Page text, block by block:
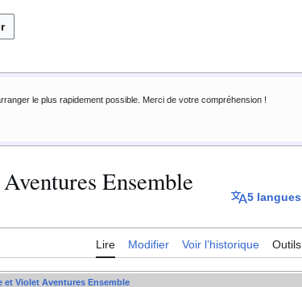
le plus rapidement possible. Merci de votre compréhension !
Ensemble
5 langues
Lire Modifier Voir l’historique Outils
et Violet Aventures Ensemble